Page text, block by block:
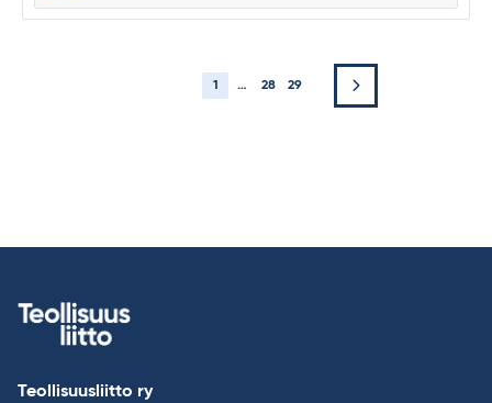
1 … 28 29
Teollisuusliitto ry